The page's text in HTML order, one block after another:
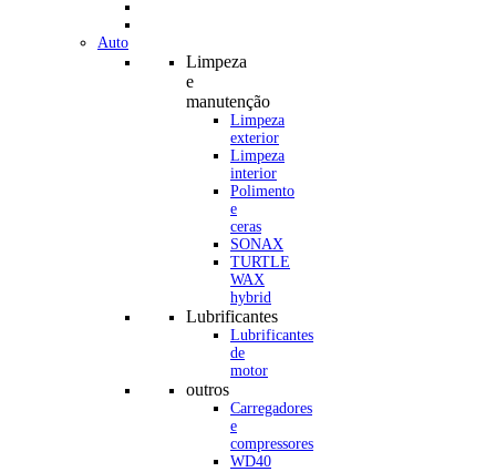
Auto
Limpeza
e
manutenção
Limpeza
exterior
Limpeza
interior
Polimento
e
ceras
SONAX
TURTLE
WAX
hybrid
Lubrificantes
Lubrificantes
de
motor
outros
Carregadores
e
compressores
WD40